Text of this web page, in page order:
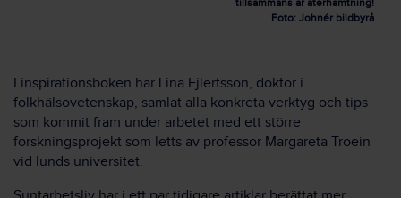
tillsammans är återhämtning!
Foto: Johnér bildbyrå
I inspirationsboken har Lina Ejlertsson, doktor i
folkhälsovetenskap, samlat alla konkreta verktyg och tips
som kommit fram under arbetet med ett större
forskningsprojekt som letts av professor Margareta Troein
vid lunds universitet.